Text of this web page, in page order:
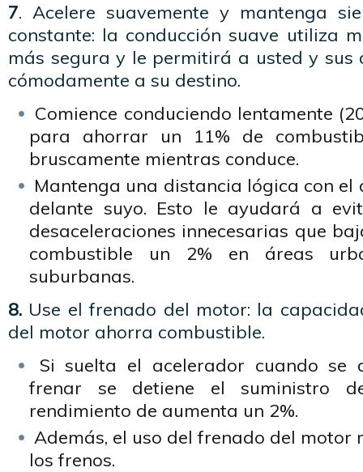
7. Acelere suavemente y mantenga
constante: la conducción suave utiliza
más segura y le permitirá a usted y sus
cómodamente a su destino.
Comience conduciendo lentamente
para ahorrar un 11% de
bruscamente mientras conduce.
Mantenga una distancia lógica con
delante suyo. Esto le ayudará a
desaceleraciones innecesarias que
combustible un 2% en áreas
suburbanas.
8. Use el frenado del motor: la
del motor ahorra combustible.
Si suelta el acelerador cuando se
frenar se detiene el suministro
rendimiento de aumenta un 2%.
Además, el uso del frenado del motor
los frenos.